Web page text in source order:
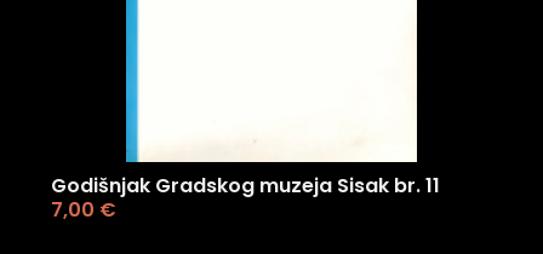
Godišnjak Gradskog muzeja Sisak br. 11
7,00 €